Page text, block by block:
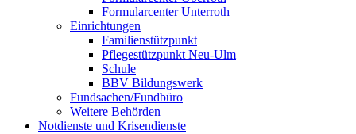
Formularcenter Unterroth
Einrichtungen
Familienstützpunkt
Pflegestützpunkt Neu-Ulm
Schule
BBV Bildungswerk
Fundsachen/Fundbüro
Weitere Behörden
Notdienste und Krisendienste